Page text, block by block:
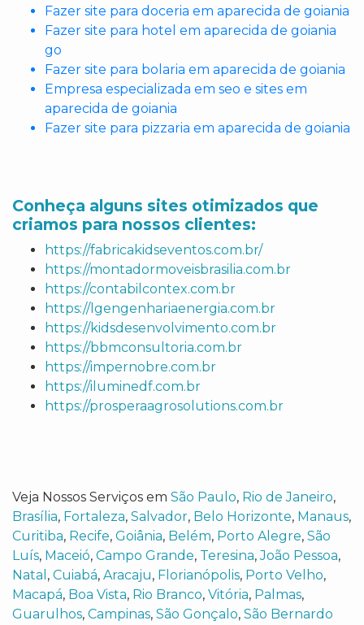
Fazer site para doceria em aparecida de goiania
Fazer site para hotel em aparecida de goiania
go
Fazer site para bolaria em aparecida de goiania
Empresa especializada em seo e sites em
aparecida de goiania
Fazer site para pizzaria em aparecida de goiania
Conheça alguns sites otimizados que
criamos para nossos clientes:
https://fabricakidseventos.com.br/
https://montadormoveisbrasilia.com.br
https://contabilcontex.com.br
https://lgengenhariaenergia.com.br
https://kidsdesenvolvimento.com.br
https://bbmconsultoria.com.br
https://impernobre.com.br
https://iluminedf.com.br
https://prosperaagrosolutions.com.br
Veja Nossos Serviços em São Paulo, Rio de Janeiro,
Brasília, Fortaleza, Salvador, Belo Horizonte, Manaus,
Curitiba, Recife, Goiânia, Belém, Porto Alegre, São
Luís, Maceió, Campo Grande, Teresina,João Pessoa,
Natal , Cuiabá, Aracaju, Florianópolis, Porto Velho,
Macapá, Boa Vista, Rio Branco, Vitória, Palmas,
Guarulhos, Campinas, São Gonçalo, São Bernardo